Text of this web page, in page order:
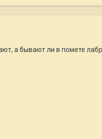
а бывают ли в помете